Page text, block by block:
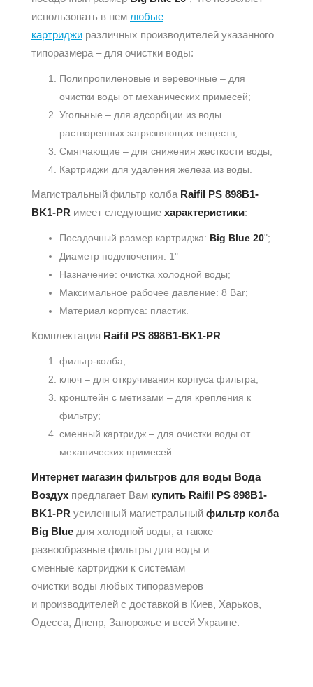
использовать в нем любые
картриджи различных производителей указанного
типоразмера – для очистки воды:
Полипропиленовые и веревочные – для
очистки воды от механических примесей;
Угольные – для адсорбции из воды
растворенных загрязняющих веществ;
Смягчающие – для снижения жесткости воды;
Картриджи для удаления железа из воды.
Магистральный фильтр колба Raifil PS 898B1-
BK1-PR имеет следующие характеристики:
Посадочный размер картриджа: Big Blue 20";
Диаметр подключения: 1"
Назначение: очистка холодной воды;
Максимальное рабочее давление: 8 Bar;
Материал корпуса: пластик.
Комплектация Raifil PS 898B1-BK1-PR
фильтр-колба;
ключ – для откручивания корпуса фильтра;
кронштейн с метизами – для крепления к
фильтру;
сменный картридж – для очистки воды от
механических примесей.
Интернет магазин фильтров для воды Вода
Воздух предлагает Вам купить Raifil PS 898B1-
BK1-PR ​ усиленный магистральный фильтр колба
Big Blue для холодной воды, а также
разнообразные фильтры для воды и
сменные картриджи к системам
очистки воды любых типоразмеров
и производителей с доставкой в Киев, Харьков,
Одесса, Днепр, Запорожье и всей Украине.